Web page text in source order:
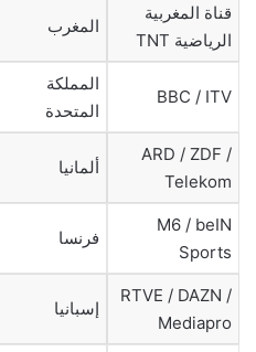
قناة المغربية
الرياضية TNT
المغرب
BBC / ITV
المملكة
المتحدة
ARD / ZDF /
Telekom
ألمانيا
M6 / beIN
Sports
فرنسا
RTVE / DAZN /
Mediapro
إسبانيا